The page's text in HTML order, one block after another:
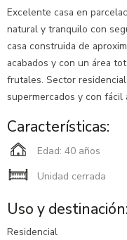
Excelente casa en
natural y tranquilo con
casa construida de
acabados y con un área
frutales. Sector
supermercados y con
Características:
Edad: 40 años
Unidad cerrada
Uso y destinación:
Residencial